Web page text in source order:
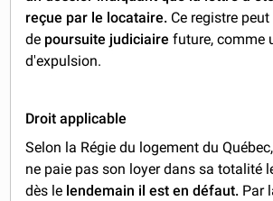
reçue par le locataire. Ce registre
de poursuite judiciaire future, comme
d'expulsion.
Droit applicable
Selon la Régie du logement du
ne paie pas son loyer dans sa totalité
dès le lendemain il est en défaut. Par